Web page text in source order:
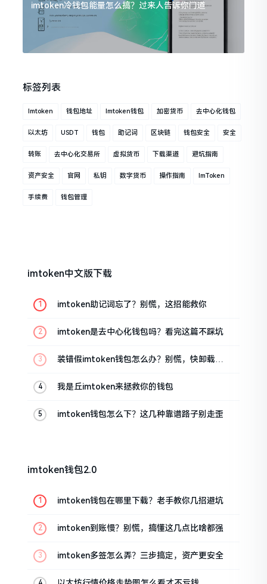
imtoken冷钱包能量怎么搞？过来人告诉你门道
标签列表
Imtoken 钱包地址 Imtoken钱包 加密货币 去中心化钱包
以太坊 USDT 钱包 助记词 区块链 钱包安全 安全
转账 去中心化交易所 虚拟货币 下载渠道 避坑指南
资产安全 官网 私钥 数字货币 操作指南 ImToken
手续费 钱包管理
imtoken中文版下载
imtoken助记词忘了？别慌，这招能救你
imtoken是去中心化钱包吗？看完这篇不踩坑
装错假imtoken钱包怎么办？别慌，快卸载，
我是丘imtoken来拯救你的钱包
imtoken钱包怎么下？这几种靠谱路子别走歪
imtoken钱包2.0
imtoken钱包在哪里下载？老手教你几招避坑
imtoken到账慢？别慌，搞懂这几点比啥都强
imtoken多签怎么弄？三步搞定，资产更安全